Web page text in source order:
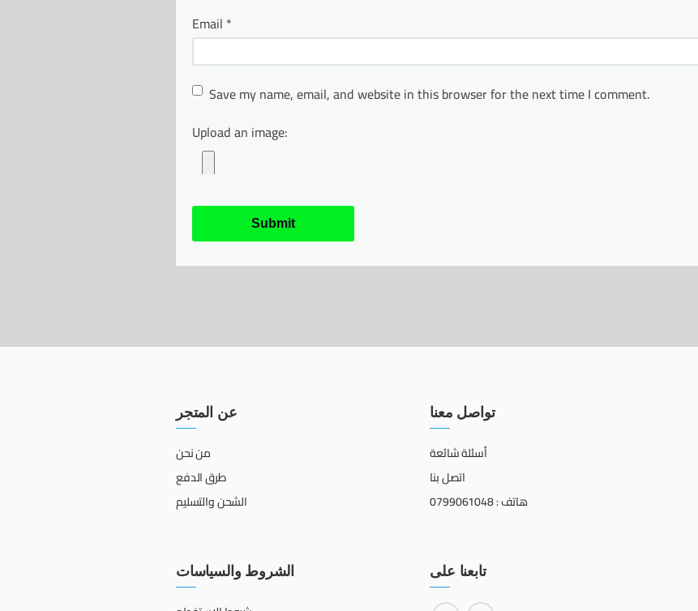
Email *
Save my name, email, and website in this browser for the next time I comment.
Upload an image:
عن المتجر
من نحن
طرق الدفع
الشحن والتسليم
الشروط والسياسات
تواصل معنا
أسئلة شائعة
اتصل بنا
هاتف : 0799061048
تابعنا على